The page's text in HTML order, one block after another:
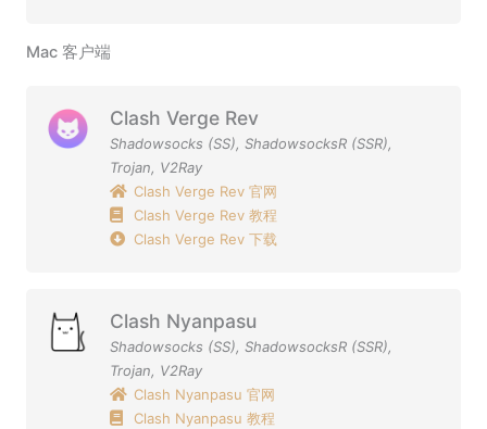
Mac 客户端
Clash Verge Rev
Shadowsocks (SS), ShadowsocksR (SSR),
Trojan, V2Ray
Clash Verge Rev 官网
Clash Verge Rev 教程
Clash Verge Rev 下载
Clash Nyanpasu
Shadowsocks (SS), ShadowsocksR (SSR),
Trojan, V2Ray
Clash Nyanpasu 官网
Clash Nyanpasu 教程